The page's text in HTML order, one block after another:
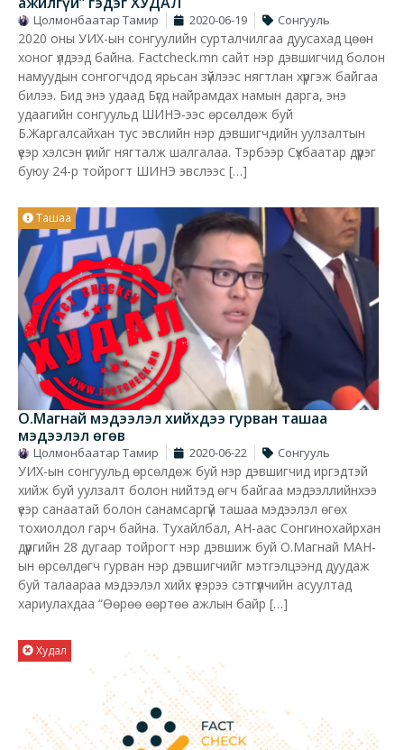
Цолмонбаатар Тамир 2020-06-19 Сонгууль
2020 оны УИХ-ын сонгуулийн сурталчилгаа дуусахад цөөн
хоног үлдээд байна. Factcheck.mn сайт нэр дэвшигчид болон
намуудын сонгогчдод ярьсан зүйлээс нягтлан хүргэж байгаа
билээ. Бид энэ удаад Бүгд найрамдах намын дарга, энэ
удаагийн сонгуульд ШИНЭ-ээс өрсөлдөж буй
Б.Жаргалсайхан тус эвслийн нэр дэвшигчдийн уулзалтын
үеэр хэлсэн үгийг нягталж шалгалаа. Тэрбээр Сүхбаатар дүүрэг
буюу 24-р тойрогт ШИНЭ эвслээс […]
Ташаа
О.Магнай мэдээлэл хийхдээ гурван ташаа
мэдээлэл өгөв
Цолмонбаатар Тамир 2020-06-22 Сонгууль
УИХ-ын сонгуульд өрсөлдөж буй нэр дэвшигчид иргэдтэй
хийж буй уулзалт болон нийтэд өгч байгаа мэдээллийнхээ
үеэр санаатай болон санамсаргүй ташаа мэдээлэл өгөх
тохиолдол гарч байна. Тухайлбал, АН-аас Сонгинохайрхан
дүүргийн 28 дугаар тойрогт нэр дэвшиж буй О.Магнай МАН-
ын өрсөлдөгч гурван нэр дэвшигчийг мэтгэлцээнд дуудаж
буй талаараа мэдээлэл хийх үеэрээ сэтгүүлчийн асуултад
хариулахдаа “Өөрөө өөртөө ажлын байр […]
Худал